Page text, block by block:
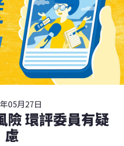
05月27日
險 環評委員有疑
慮